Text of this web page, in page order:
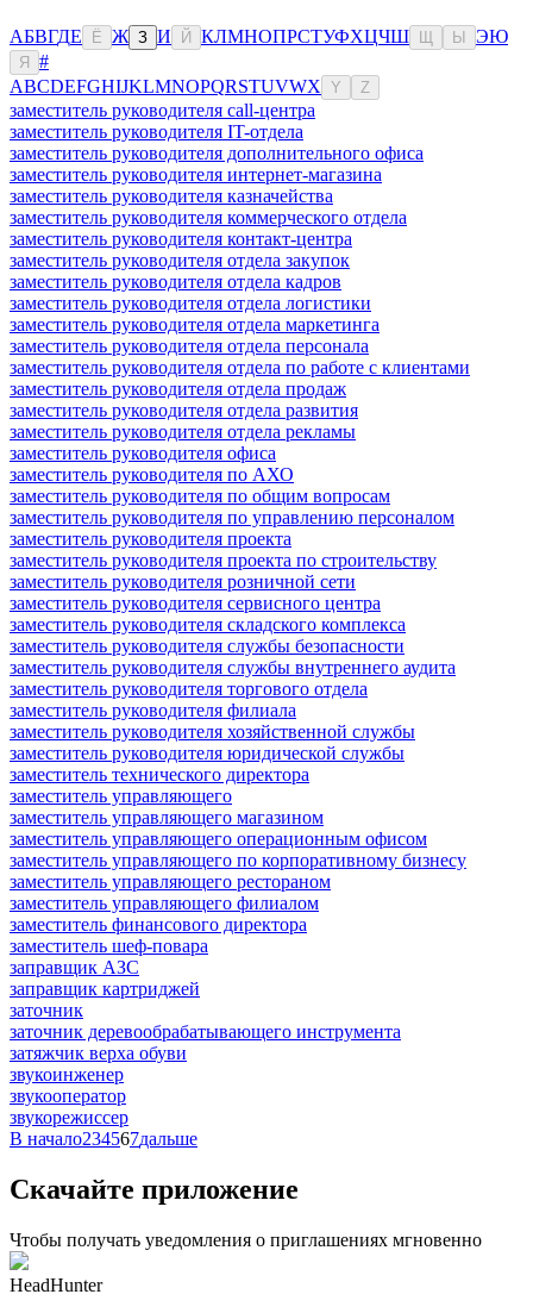
АБВГДЕ Ё Ж З И Й КЛМНОПРСТУФХЦЧШ Ы ЭЮ
Я
#
ABCDEFGHIJKLMNOPQRSTUVWX Y Z
заместитель руководителя call-центра
заместитель руководителя IT-отдела
заместитель руководителя дополнительного офиса
заместитель руководителя интернет-магазина
заместитель руководителя казначейства
заместитель руководителя коммерческого отдела
заместитель руководителя контакт-центра
заместитель руководителя отдела закупок
заместитель руководителя отдела кадров
заместитель руководителя отдела логистики
заместитель руководителя отдела маркетинга
заместитель руководителя отдела персонала
заместитель руководителя отдела по работе с клиентами
заместитель руководителя отдела продаж
заместитель руководителя отдела развития
заместитель руководителя отдела рекламы
заместитель руководителя офиса
заместитель руководителя по АХО
заместитель руководителя по общим вопросам
заместитель руководителя по управлению персоналом
заместитель руководителя проекта
заместитель руководителя проекта по строительству
заместитель руководителя розничной сети
заместитель руководителя сервисного центра
заместитель руководителя складского комплекса
заместитель руководителя службы безопасности
заместитель руководителя службы внутреннего аудита
заместитель руководителя торгового отдела
заместитель руководителя филиала
заместитель руководителя хозяйственной службы
заместитель руководителя юридической службы
заместитель технического директора
заместитель управляющего
заместитель управляющего магазином
заместитель управляющего операционным офисом
заместитель управляющего по корпоративному бизнесу
заместитель управляющего рестораном
заместитель управляющего филиалом
заместитель финансового директора
заместитель шеф-повара
заправщик АЗС
заправщик картриджей
заточник
заточник деревообрабатывающего инструмента
затяжчик верха обуви
звукоинженер
звукооператор
звукорежиссер
В начало234567дальше
Скачайте приложение
Чтобы получать уведомления о приглашениях мгновенно
HeadHunter